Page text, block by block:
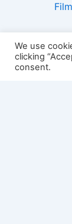
We use
clicking
consent.